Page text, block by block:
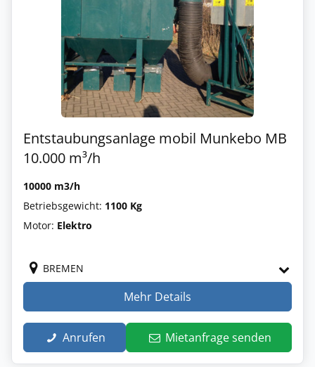
Entstaubungsanlage mobil Munkebo MB
10.000 m³/h
10000 m3/h
Betriebsgewicht: 1100 Kg
Motor: Elektro
BREMEN
Mehr Details
Anrufen Mietanfrage senden